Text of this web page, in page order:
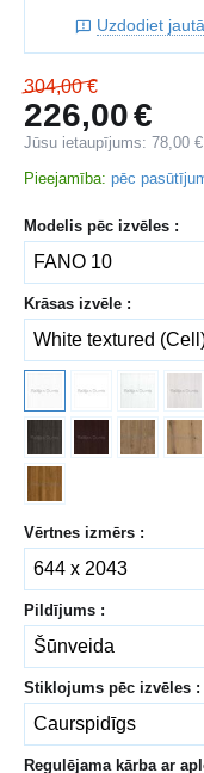
Uzdodiet
304,00 €
226,00€
Jūsu ietaupījums:78,00 €
Pieejamība: pēc
Modelis pēc izvēles :
Krāsas izvēle :
Vērtnes izmērs :
Pildījums :
Stiklojums pēc izvēles :
Regulējama kārba ar